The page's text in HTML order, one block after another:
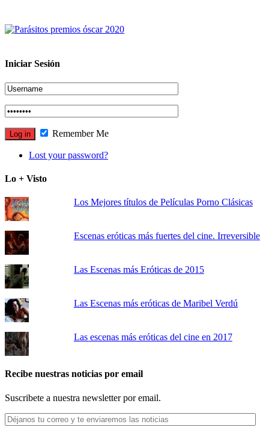
Iniciar Sesión
Remember Me
Lost your password?
Lo + Visto
Los Mejores títulos de Películas Porno Clásicas
Escenas eróticas más fuertes del cine. Irreversible
Las Escenas más Eróticas de 2015
Las Escenas más eróticas de Maribel Verdú
Las escenas más eróticas del cine en 2017
Recibe nuestras noticias por email
Suscribete a nuestra newsletter por email.
Déjanos